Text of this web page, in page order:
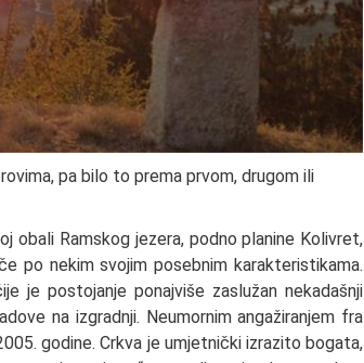
pa bilo to prema prvom, drugom ili
obali Ramskog jezera, podno planine Kolivret,
po nekim svojim posebnim karakteristikama.
je postojanje ponajviše zaslužan nekadašnji
na izgradnji. Neumornim angažiranjem fra
godine. Crkva je umjetnički izrazito bogata,